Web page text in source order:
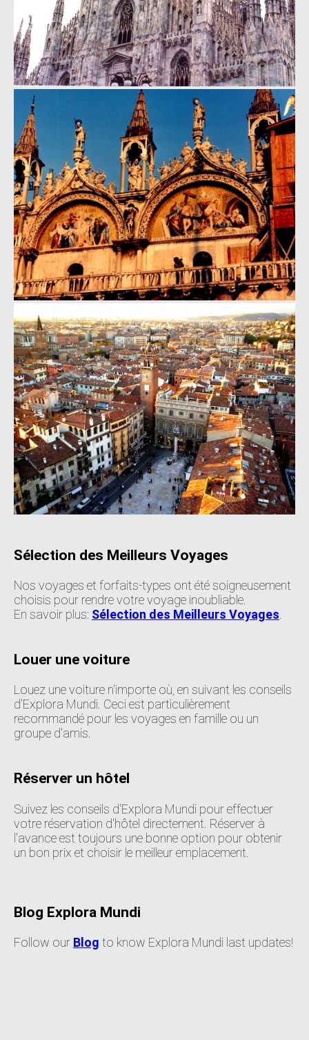
Sélection des Meilleurs Voyages
Nos voyages et forfaits-types ont été soigneusement
choisis pour rendre votre voyage inoubliable.
En savoir plus: Sélection des Meilleurs Voyages.
Louer une voiture
Louez une voiture n'importe où, en suivant les conseils
d'Explora Mundi. Ceci est particulièrement
recommandé pour les voyages en famille ou un
groupe d'amis.
Réserver un hôtel
Suivez les conseils d'Explora Mundi pour effectuer
votre réservation d'hôtel directement. Réserver à
l'avance est toujours une bonne option pour obtenir
un bon prix et choisir le meilleur emplacement.
Blog Explora Mundi
Follow our Blog to know Explora Mundi last updates!